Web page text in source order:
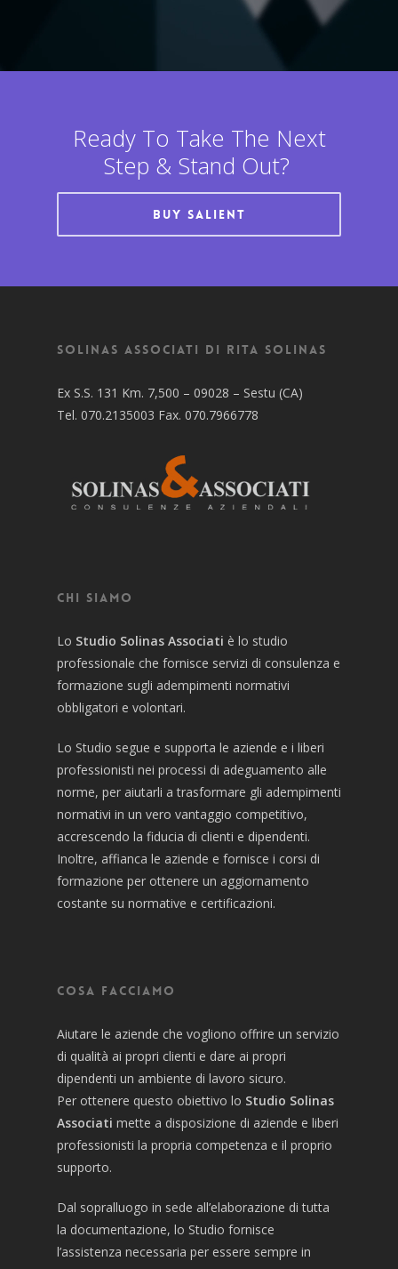
Ready To Take The Next
Step & Stand Out?
Buy Salient
Solinas Associati di Rita Solinas
Ex S.S. 131 Km. 7,500 – 09028 – Sestu (CA)
Tel. 070.2135003 Fax. 070.7966778
Chi siamo
Lo Studio Solinas Associati è lo studio
professionale che fornisce servizi di consulenza e
formazione sugli adempimenti normativi
obbligatori e volontari.
Lo Studio segue e supporta le aziende e i liberi
professionisti nei processi di adeguamento alle
norme, per aiutarli a trasformare gli adempimenti
normativi in un vero vantaggio competitivo,
accrescendo la fiducia di clienti e dipendenti.
Inoltre, affianca le aziende e fornisce i corsi di
formazione per ottenere un aggiornamento
costante su normative e certificazioni.
Cosa facciamo
Aiutare le aziende che vogliono offrire un servizio
di qualità ai propri clienti e dare ai propri
dipendenti un ambiente di lavoro sicuro.
Per ottenere questo obiettivo lo Studio Solinas
Associati mette a disposizione di aziende e liberi
professionisti la propria competenza e il proprio
supporto.
Dal sopralluogo in sede all’elaborazione di tutta
la documentazione, lo Studio fornisce
l’assistenza necessaria per essere sempre in